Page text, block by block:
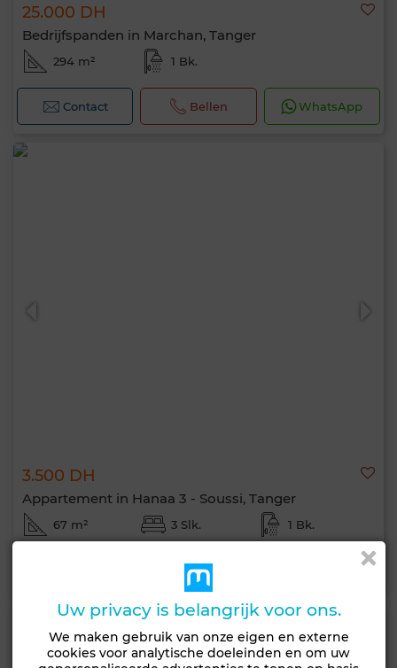
25.000 DH
Bedrijfspanden in Marchan, Tanger
294 m² 1 Bk.
Contact Bellen WhatsApp
3.500 DH
Appartement in Hanaa 3 - Soussi, Tanger
67 m² 3 Slk. 1 Bk.
Bellen WhatsApp
Uw privacy is belangrijk voor ons.
We maken gebruik van onze eigen en externe
cookies voor analytische doeleinden en om uw